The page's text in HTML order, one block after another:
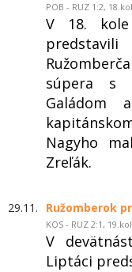
POB - RUZ 1:2,
V 18.
súpera s
Galádom
Nagyho
Zreľák.
29.11. Ružomberok
KOS - RUZ 2:1,
V
Liptáci